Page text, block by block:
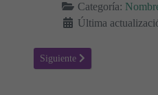
Categoría:
Última
Artículo siguiente: Zulema -
Siguiente